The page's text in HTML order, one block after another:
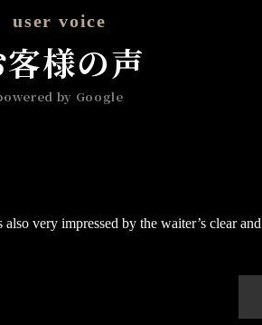
user voice
客様の声
by Google
very impressed by the waiter’s clear